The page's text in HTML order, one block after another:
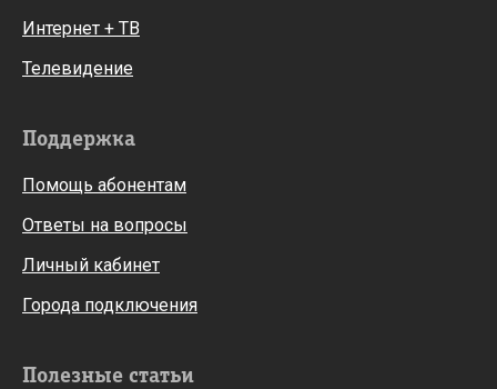
Интернет + ТВ
Телевидение
Поддержка
Помощь абонентам
Ответы на вопросы
Личный кабинет
Города подключения
Полезные статьи